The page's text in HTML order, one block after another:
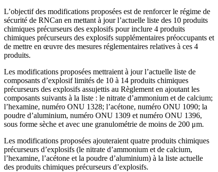
L’objectif des modifications proposées est de renforcer le régime de
sécurité de RNCan en mettant à jour l’actuelle liste des 10 produits
chimiques précurseurs des explosifs pour inclure 4 produits
chimiques précurseurs des explosifs supplémentaires préoccupants et
de mettre en œuvre des mesures réglementaires relatives à ces 4
produits.
Les modifications proposées mettraient à jour l’actuelle liste de
composants d’explosif limités de 10 à 14 produits chimiques
précurseurs des explosifs assujettis au Règlement en ajoutant les
composants suivants à la liste : le nitrate d’ammonium et de calcium;
l’hexamine, numéro ONU 1328; l’acétone, numéro ONU 1090; la
poudre d’aluminium, numéro ONU 1309 et numéro ONU 1396,
sous forme sèche et avec une granulométrie de moins de 200 μm.
Les modifications proposées ajouteraient quatre produits chimiques
précurseurs d’explosifs (le nitrate d’ammonium et de calcium,
l’hexamine, l’acétone et la poudre d’aluminium) à la liste actuelle
des produits chimiques précurseurs d’explosifs.